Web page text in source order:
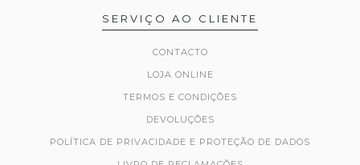
SERVIÇO AO CLIENTE
CONTACTO
LOJA ONLINE
TERMOS E CONDIÇÕES
DEVOLUÇÕES
POLÍTICA DE PRIVACIDADE E PROTEÇÃO DE DADOS